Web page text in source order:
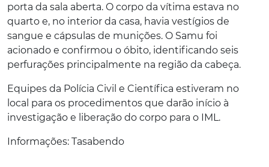
porta da sala aberta. O corpo da vítima estava no
quarto e, no interior da casa, havia vestígios de
sangue e cápsulas de munições. O Samu foi
acionado e confirmou o óbito, identificando seis
perfurações principalmente na região da cabeça.
Equipes da Polícia Civil e Científica estiveram no
local para os procedimentos que darão início à
investigação e liberação do corpo para o IML.
Informações: Tasabendo